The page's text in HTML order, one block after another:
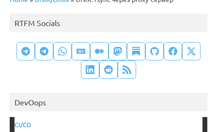
RTFM Socials
DevOops
CI/CD